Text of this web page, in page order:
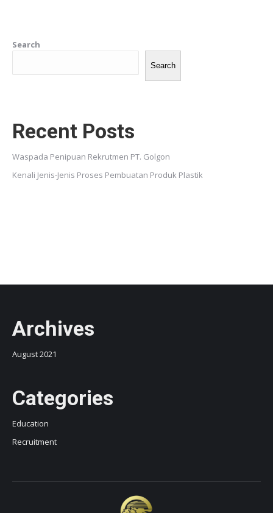
Search
Search
Recent Posts
Waspada Penipuan Rekrutmen PT. Golgon
Kenali Jenis-Jenis Proses Pembuatan Produk Plastik
Archives
August 2021
Categories
Education
Recruitment